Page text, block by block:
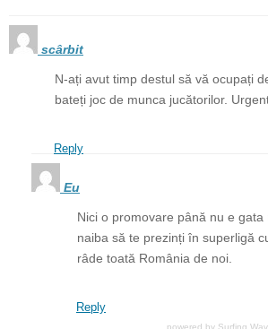
scârbit
N-ați avut timp destul să vă ocupați
bateți joc de munca jucătorilor.
Reply
Eu
Nici o promovare până nu e gata
naiba să te prezinți în superligă
râde toată România de noi.
Reply